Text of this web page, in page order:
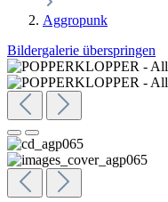
Aggropunk
Bildergalerie überspringen